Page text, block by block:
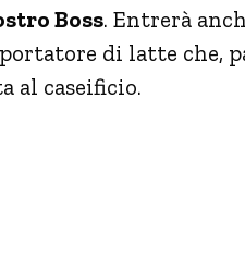
Boss. Entrerà
di latte che,
al caseificio.